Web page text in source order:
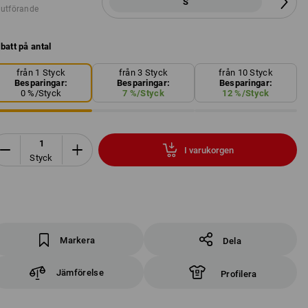
på antal
från 1 Styck
Besparingar:
0%/Styck
från 3 Styck
Besparingar:
7 %/Styck
från 10 Styck
Besparingar:
12 %/Styck
Styck
I varukorgen
Markera Dela
Jämförelse Profilera